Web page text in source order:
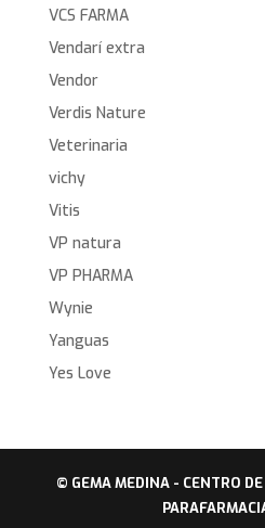
VCS FARMA
Vendarí extra
Vendor
Verdis Nature
Veterinaria
vichy
Vitis
VP natura
VP PHARMA
Wynie
Yanguas
Yes Love
© GEMA MEDINA - CENTRO